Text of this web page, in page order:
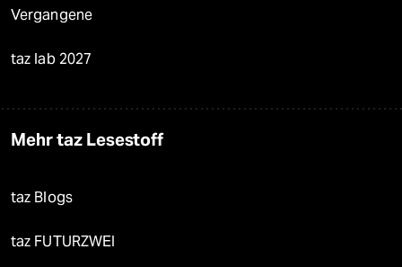
Vergangene
taz lab 2027
Mehr taz Lesestoff
taz Blogs
taz FUTURZWEI